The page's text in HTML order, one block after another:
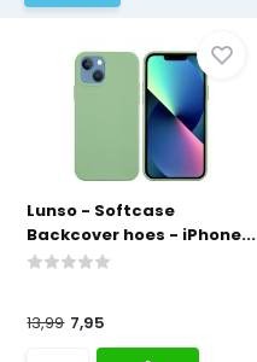
Lunso - Softcase
Backcover hoes - iPhone...
13,99 7,95